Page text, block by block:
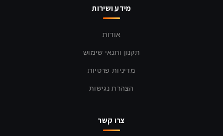
מידע ושירות
אודות
תקנון ותנאי שימוש
מדיניות פרטיות
הצהרת נגישות
צרו קשר